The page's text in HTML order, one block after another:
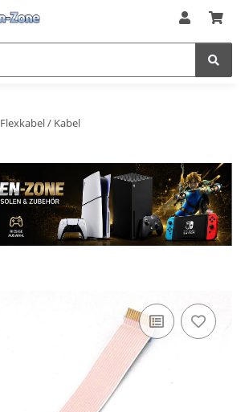
Flexkabel / Kabel